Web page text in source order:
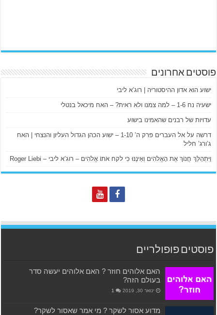
פוסטים אחרונים
ישוע הוא אדון ההיסטוריה | רוג’א ליבי
ישעיה נח 1-6 – למה צמנו ולא ראית? – האח מיכאל בנטלי
עדויות של רבנים שהאמינו בישוע
דרשה על אל העברים פרק ה’ 1-10 – ישוע הכהן הגדול העליון והנצחי | האח
ג’ורג’ חליל
וַיִּתְהַלֵּךְ חֲנוֹךְ אֶת הָאֱלֹהִים וְאֵינֶנּוּ כִּי לקח אֹתוֹ אֱלֹהִים – רוג’א ליבי – Roger Liebi
פוסטים פופולריים
האם אלוהים חוזר ? האם אלוהים יעשה סדר
בעולם הזה?
ינואר 30, 2019 1
מדוע אסור לשקר ? מי אמר שאסור לשקר?